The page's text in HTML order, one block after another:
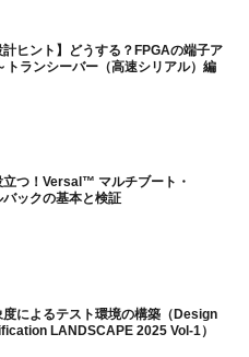
計ヒント】どうする？FPGAの端子ア
トランシーバー（高速シリアル）編
立つ！Versal™ マルチブート・
バックの基本と検証
度によるテスト環境の構築（Design
LANDSCAPE 2025 Vol-1）